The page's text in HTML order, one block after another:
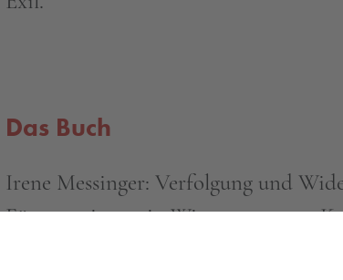
Das Buch
Irene Messinger: Verfolgung und
Fürsorgerinnen in Wien 1934–1945.